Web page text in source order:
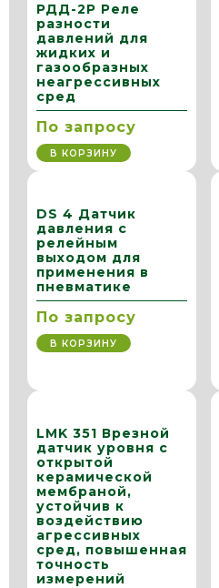
РДД-2Р Реле
разности
давлений для
жидких и
газообразных
неагрессивных
сред
По запросу
В КОРЗИНУ
DS 4 Датчик
давления с
релейным
выходом для
применения в
пневматике
По запросу
В КОРЗИНУ
LMK 351 Врезной
датчик уровня с
открытой
керамической
мембраной,
устойчив к
воздействию
агрессивных
сред, повышенная
точность
измерений